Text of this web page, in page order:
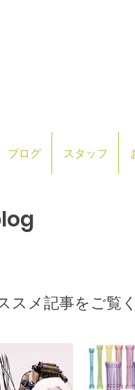
ブログ スタッフ
メ記事をご覧